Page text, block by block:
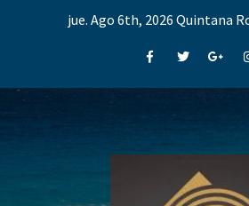
jue. Ago 6th, 2026 Quintana
FacebookTwitter